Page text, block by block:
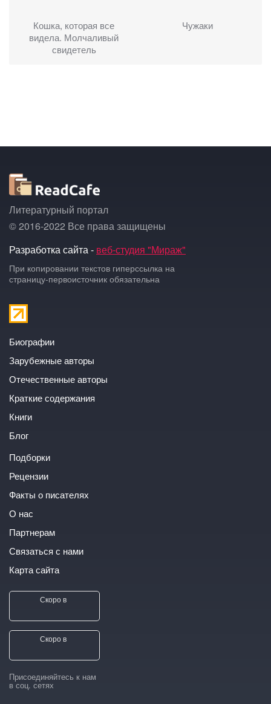
Кошка, которая все
видела. Молчаливый
свидетель
Чужаки
Литературный портал
© 2016-2022 Все права защищены
Разработка сайта - веб-студия "Мираж"
При копировании текстов гиперссылка на
страницу-первоисточник обязательна
Биографии
Зарубежные авторы
Отечественные авторы
Краткие содержания
Книги
Блог
Подборки
Рецензии
Факты о писателях
О нас
Партнерам
Связаться с нами
Карта сайта
Скоро в
Скоро в
Присоединяйтесь к нам
в соц. сетях